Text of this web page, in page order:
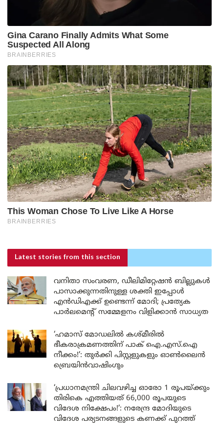
Latest stories from this section
വനിതാ സംവരണ, ഡീലിമിറ്റേഷൻ ബില്ലുകൾ
പാസാക്കുന്നതിനുള്ള ശക്തി ഇപ്പോൾ
എൻഡിഎക്ക് ഉണ്ടെന്ന് മോദി; പ്രത്യേക
പാർലമെന്റ് സമ്മേളനം വിളിക്കാൻ സാധ്യത
‘ഹമാസ് മോഡലിൽ കശ്മീരിൽ
ഭീകരാക്രമണത്തിന് പാക് ഐ.എസ്.ഐ
നീക്കം!’: തുർക്കി പിസ്റ്റളുകളും ഓൺലൈൻ
ബ്രെയിൻവാഷിംഗും
‘പ്രധാനമന്ത്രി ചിലവഴിച്ച ഓരോ 1 രൂപയ്ക്കും
തിരികെ എത്തിയത് 66,000 രൂപയുടെ
വിദേശ നിക്ഷേപം!’: നരേന്ദ്ര മോദിയുടെ
വിദേശ പര്യടനങ്ങളുടെ കണക്ക് പുറത്ത്